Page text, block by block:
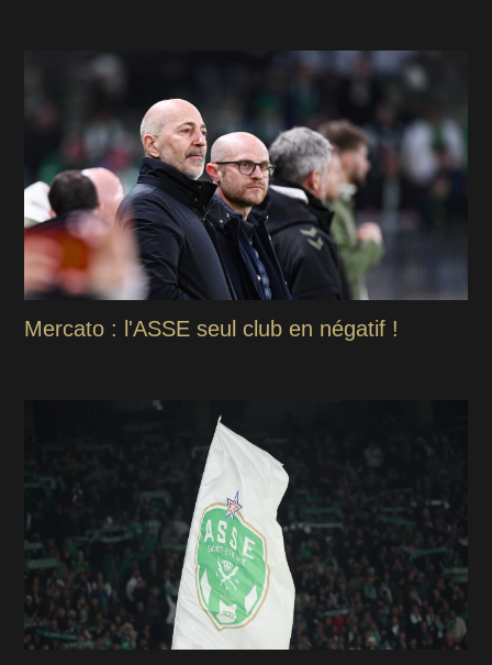
Mercato : l'ASSE seul club en négatif !